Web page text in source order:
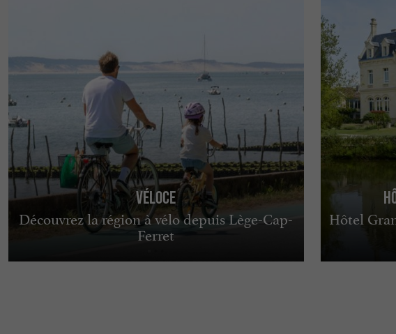
Véloce
Découvrez la région à vélo depuis Lège-Cap-
Ferret
Hôtel